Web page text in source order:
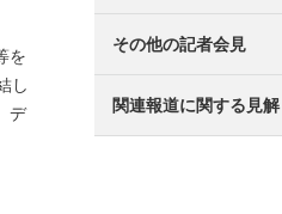
を
し
デ
その他の記者会見
関連報道に関する見解